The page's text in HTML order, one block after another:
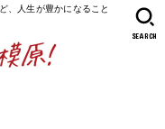
、人生が豊かになること
SEARCH